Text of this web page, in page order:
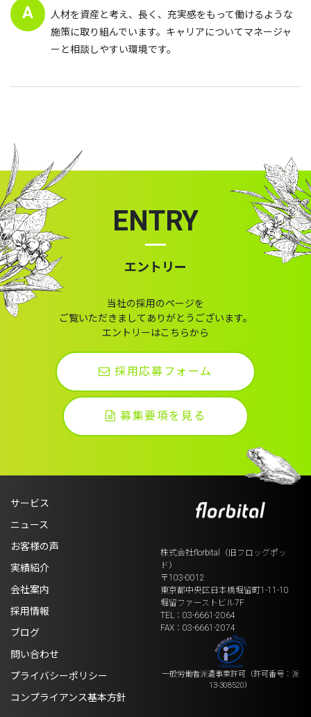
A
人材を資産と考え、長く、充実感をもって働けるような
施策に取り組んでいます。キャリアについてマネージャ
ーと相談しやすい環境です。
ENTRY
エントリー
当社の採用のページを
ご覧いただきましてありがとうございます。
エントリーはこちらから
採用応募フォーム
募集要項を見る
サービス
ニュース
お客様の声
実績紹介
会社案内
採用情報
ブログ
問い合わせ
プライバシーポリシー
コンプライアンス基本方針
株式会社florbital（旧フロッグポッ
ド）
〒103-0012
東京都中央区日本橋堀留町1-11-10
堀留ファーストビル7F
TEL：03-6661-2064
FAX：03-6661-2074
一般労働者派遣事業許可 （許可番号：派
13-308520）